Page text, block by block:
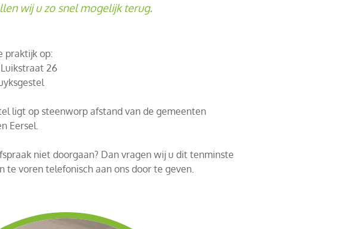
wij u zo snel mogelijk terug.
praktijk op:
26
ligt op steenworp afstand van de gemeenten
Eersel.
niet doorgaan? Dan vragen wij u dit tenminste
te voren telefonisch aan ons door te geven.